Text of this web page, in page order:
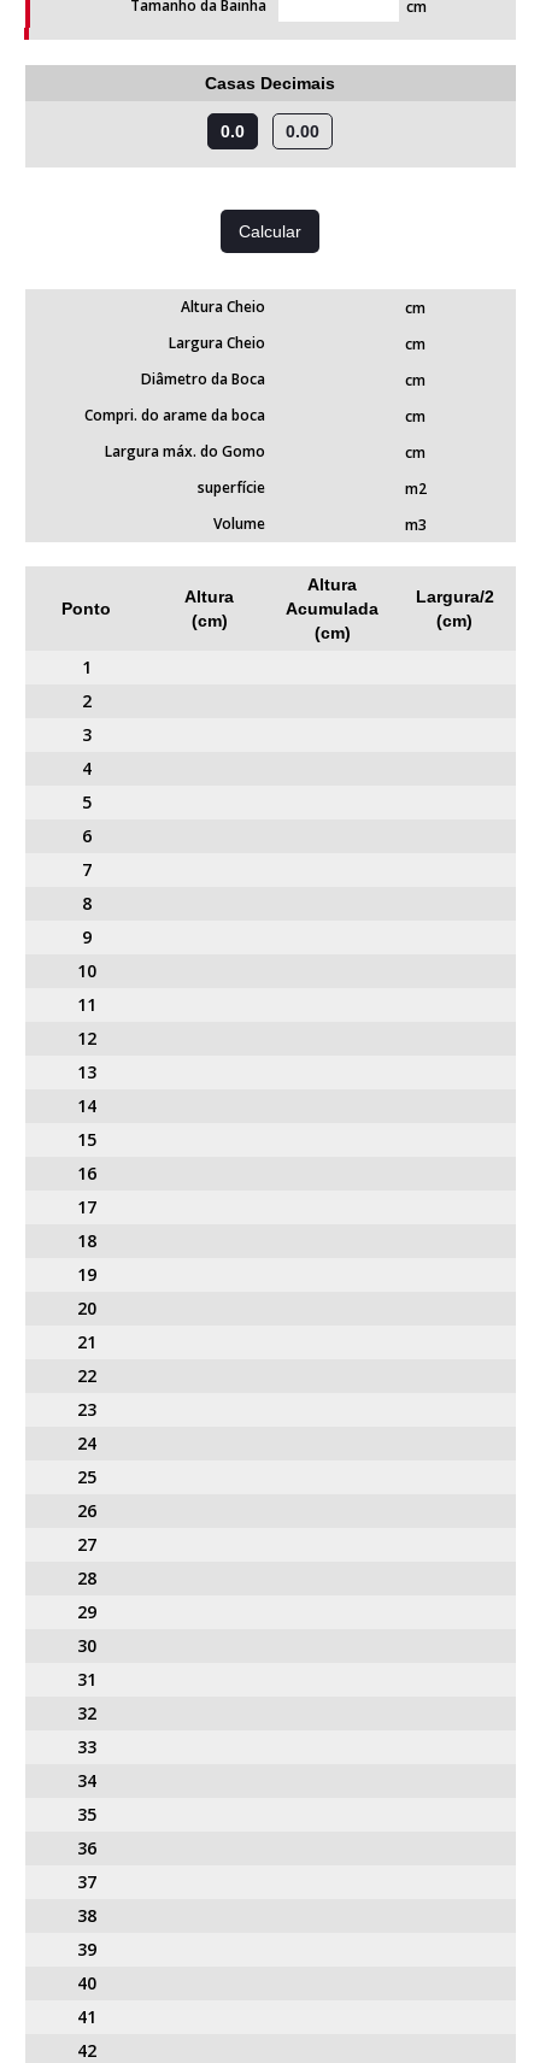
Tamanho da Bainha cm
Casas Decimais
0.0 0.00
Altura Cheio
cm
Largura Cheio
cm
Diâmetro da Boca
cm
Compri. do arame da boca
cm
Largura máx. do Gomo
cm
superfície
m2
Volume
m3
Ponto
Altura
(cm)
Altura
Acumulada
(cm)
Largura/2
(cm)
1
2
3
4
5
6
7
8
9
10
11
12
13
14
15
16
17
18
19
20
21
22
23
24
25
26
27
28
29
30
31
32
33
34
35
36
37
38
39
40
41
42